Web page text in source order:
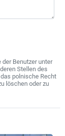
Benutzer unter
Stellen des
polnische Recht
löschen oder zu